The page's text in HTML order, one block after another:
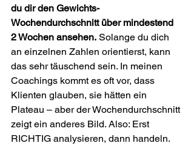
du dir den Gewichts-
Wochendurchschnitt über mindestend
2 Wochen ansehen. Solange du dich
an einzelnen Zahlen orientierst, kann
das sehr täuschend sein. In meinen
Coachings kommt es oft vor, dass
Klienten glauben, sie hätten ein
Plateau – aber der Wochendurchschnitt
zeigt ein anderes Bild. Also: Erst
RICHTIG analysieren, dann handeln.